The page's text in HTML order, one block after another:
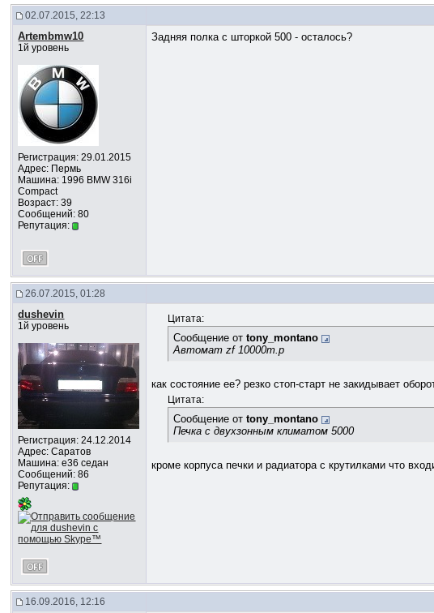
02.07.2015, 22:13
Artembmw10
1й уровень
Регистрация: 29.01.2015
Адрес: Пермь
Машина: 1996 BMW 316i
Compact
Возраст: 39
Сообщений: 80
Репутация:
Задняя полка с шторкой 500 - осталось?
26.07.2015, 01:28
dushevin
1й уровень
Регистрация: 24.12.2014
Адрес: Саратов
Машина: е36 седан
Сообщений: 86
Репутация:
Цитата:
Сообщение отtony_montano
Автомат zf 10000т.р
как состояние ее? резко стоп-старт не закидывает
Цитата:
Сообщение отtony_montano
Печка с двухзонным климатом 5000
кроме корпуса печки и радиатора с крутилками что
16.09.2016, 12:16